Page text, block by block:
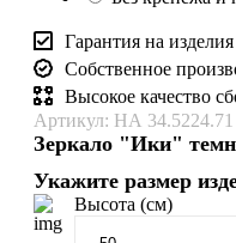
Артикул: НА 34.5224.71
Зеркало "Ики"
Укажите размер
Высота (см)
Гарантия на
Собственное
Высокое качество